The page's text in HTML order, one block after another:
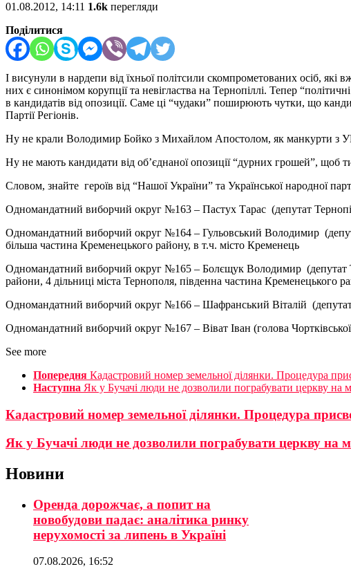
01.08.2012, 14:11 1.6k перегляди
Поділитися
І висунули в нардепи від їхньої політсили скомпрометованих осіб,
них є синонімом корупції та невігластва на Тернопіллі. Тепер
в кандидатів від опозиції. Саме ці “чудаки” поширюють чутки, що
Партії Регіонів.
Ну не крали Володимир Бойко з Михайлом Апостолом, як манкурти з
Ну не мають кандидати від об’єднаної опозиції “дурних грошей”, щоб
Словом, знайте героїв від “Нашої України” та Української народної
Одномандатний виборчий округ №163 – Пастух Тарас (депутат
Одномандатний виборчий округ №164 – Гульовський Володимир
більша частина Кременецького району, в т.ч. місто Кременець
Одномандатний виборчий округ №165 – Болєщук Володимир (депутат
райони, 4 дільниці міста Тернополя, південна частина Кременецького
Одномандатний виборчий округ №166 – Шафранський Віталій
Одномандатний виборчий округ №167 – Віват Іван (голова
See more
Попередня Кадастровий номер земельної ділянки. Процедура
Наступна Як у Бучачі люди не дозволили пограбувати церкву на
Кадастровий номер земельної ділянки. Процедура
Як у Бучачі люди не дозволили пограбувати церкву на
Новини
Оренда дорожчає, а попит на
новобудови падає: аналітика ринку
нерухомості за липень в Україні
07.08.2026, 16:52